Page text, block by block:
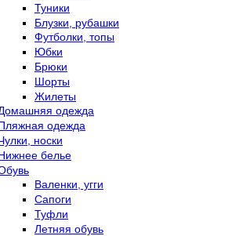
Туники
Блузки, рубашки
Футболки, топы
Юбки
Брюки
Шорты
Жилеты
одежда
одежда
носки
белье
Валенки, угги
Сапоги
Туфли
Летняя обувь